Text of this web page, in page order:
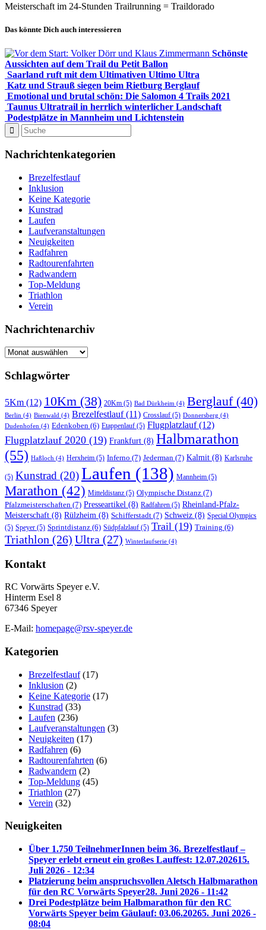
Meisterschaft im 24-Stunden Trailrunning = Traildorado
Das könnte Dich auch interessieren
Schönste
Aussichten auf dem Trail du Petit Ballon
Saarland ruft mit dem Ultimativen Ultimo Ultra
Katz und Strauß siegen beim Rietburg Berglauf
Emotional und brutal schön: Die Salomon 4 Trails 2021
Taunus Ultratrail in herrlich winterlicher Landschaft
Podestplätze in Mannheim und Lichtenstein
Nachrichtenkategorien
Brezelfestlauf
Inklusion
Keine Kategorie
Kunstrad
Laufen
Laufveranstaltungen
Neuigkeiten
Radfahren
Radtourenfahrten
Radwandern
Top-Meldung
Triathlon
Verein
Nachrichtenarchiv
Nachrichtenarchiv
Schlagwörter
5Km (12) 10Km (38) 20Km (5) Bad Dürkheim (4) Berglauf(40)
Berlin (4) Bienwald (4) Brezelfestlauf(11) Crosslauf (5) Donnersberg (4)
Dudenhofen (4) Edenkoben (6) Etappenlauf (5) Flugplatzlauf(12)
Flugplatzlauf 2020 (19) Frankfurt (8) Halbmarathon
(55) Haßloch (4) Herxheim (5) Inferno (7) Jederman (7) Kalmit (8) Karlsruhe
(5) Kunstrad (20)Laufen (138) Mannheim (5)
Marathon (42) Mitteldistanz (5) Olympische Distanz (7)
Pfalzmeisterschaften (7) Presseartikel (8) Radfahren (5) Rheinland-Pfalz-
Meisterschaft (8) Rülzheim (8) Schifferstadt (7) Schweiz (8) Special Olympics
(5) Speyer (5) Sprintdistanz (6) Südpfalzlauf (5) Trail (19) Training (6)
Triathlon (26) Ultra (27) Winterlaufserie (4)
Kontakt
RC Vorwärts Speyer e.V.
Hinterm Esel 8
67346 Speyer
E-Mail: homepage@rsv-speyer.de
Kategorien
Brezelfestlauf(17)
Inklusion (2)
Keine Kategorie (17)
Kunstrad (33)
Laufen (236)
Laufveranstaltungen (3)
Neuigkeiten (17)
Radfahren (6)
Radtourenfahrten (6)
Radwandern (2)
Top-Meldung (45)
Triathlon (27)
Verein (32)
Neuigkeiten
Über 1.750 TeilnehmerInnen beim 36. Brezelfestlauf –
Speyer erlebt erneut ein großes Lauffest: 12.07.202615.
Juli 2026 - 12:34
Platzierung beim anspruchsvollen Aletsch Halbmarathon
für den RC Vorwärts Speyer28. Juni 2026 - 11:42
Drei Podestplätze beim Halbmarathon für den RC
Vorwärts Speyer beim Gäulauf: 03.06.20265. Juni 2026 -
08:04